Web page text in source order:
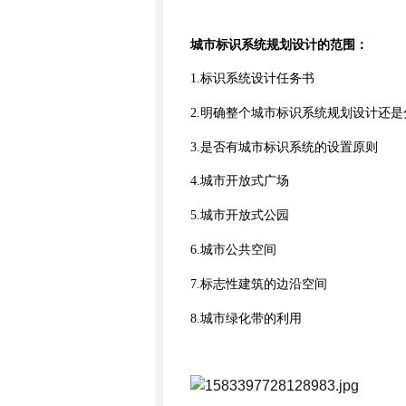
城市标识系统规划设计的范围 ：
1.标识系统设计任务书
2. 明确整个城市标识系统规划设计还
3. 是否有城市标识系统的设置原则
4.城市开放式广场
5.城市开放式公园
6.城市公共空间
7. 标志性建筑的边沿空间
8. 城市绿化带的利用